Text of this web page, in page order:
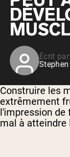
Écrit par
Construire les
extrêmement
l'impression de
mal à atteindre